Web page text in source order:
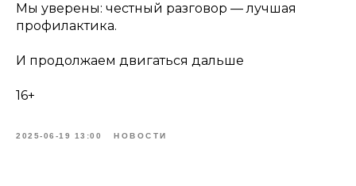
Мы уверены: честный разговор — лучшая
профилактика.
И продолжаем двигаться дальше
16+
2025-06-19 13:00 НОВОСТИ